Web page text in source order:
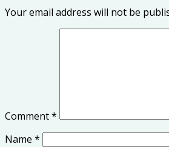
Your email address will not be
Comment*
Name *